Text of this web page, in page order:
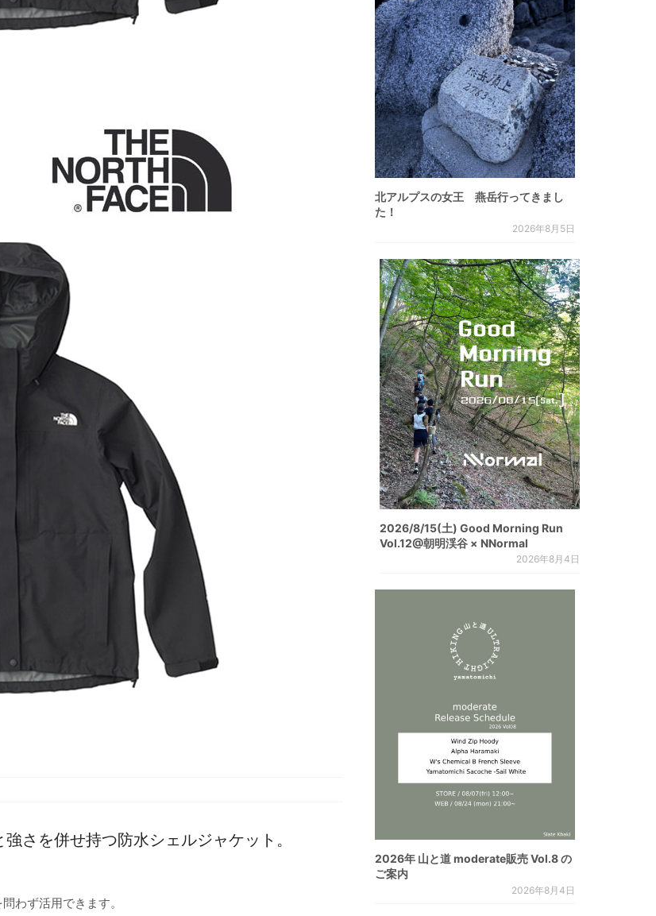
さを併せ持つ防水シェルジャケット。
わず活用できます。
北アルプスの女王 燕岳行ってきまし
た！
2026年8月5日
2026/8/15(土) Good Morning Run
Vol.12@朝明渓谷 × NNormal
2026年8月4日
2026年 山と道 moderate販売 Vol.8 の
ご案内
2026年8月4日